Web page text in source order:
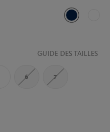
Bleu Marine
GUIDE DES TAILLES
6 7